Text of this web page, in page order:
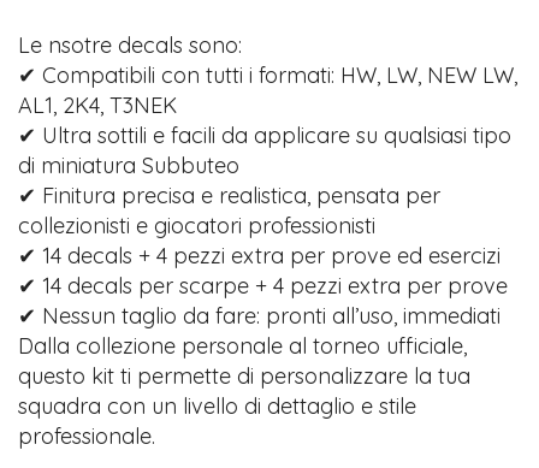
Le nsotre decals sono:
✔ Compatibili con tutti i formati: HW, LW, NEW LW,
AL1, 2K4, T3NEK
✔ Ultra sottili e facili da applicare su qualsiasi tipo
di miniatura Subbuteo
✔ Finitura precisa e realistica, pensata per
collezionisti e giocatori professionisti
✔ 14 decals + 4 pezzi extra per prove ed esercizi
✔ 14 decals per scarpe + 4 pezzi extra per prove
✔ Nessun taglio da fare: pronti all’uso, immediati
Dalla collezione personale al torneo ufficiale,
questo kit ti permette di personalizzare la tua
squadra con un livello di dettaglio e stile
professionale.